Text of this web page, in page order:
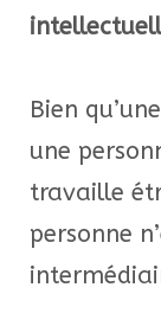
Bien
une
travaille
personne